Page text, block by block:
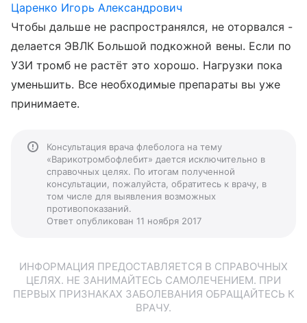
Царенко Игорь Александрович
Чтобы дальше не распространялся, не оторвался -
делается ЭВЛК Большой подкожной вены. Если по
УЗИ тромб не растёт это хорошо. Нагрузки пока
уменьшить. Все необходимые препараты вы уже
принимаете.
Консультация врача флеболога на тему
«Варикотромбофлебит» дается исключительно в
справочных целях. По итогам полученной
консультации, пожалуйста, обратитесь к врачу, в
том числе для выявления возможных
противопоказаний.
Ответ опубликован 11 ноября 2017
ИНФОРМАЦИЯ ПРЕДОСТАВЛЯЕТСЯ В СПРАВОЧНЫХ
ЦЕЛЯХ. НЕ ЗАНИМАЙТЕСЬ САМОЛЕЧЕНИЕМ. ПРИ
ПЕРВЫХ ПРИЗНАКАХ ЗАБОЛЕВАНИЯ ОБРАЩАЙТЕСЬ К
ВРАЧУ.